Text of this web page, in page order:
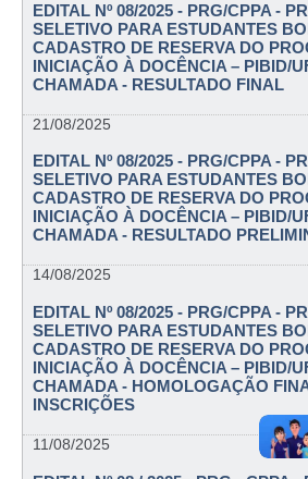
EDITAL Nº 08/2025 - PRG/CPPA -
SELETIVO PARA ESTUDANTES
CADASTRO DE RESERVA DO
INICIAÇÃO À DOCÊNCIA – PIBID/
CHAMADA - RESULTADO FINAL
21/08/2025
EDITAL Nº 08/2025 - PRG/CPPA -
SELETIVO PARA ESTUDANTES
CADASTRO DE RESERVA DO
INICIAÇÃO À DOCÊNCIA – PIBID/
CHAMADA - RESULTADO
14/08/2025
EDITAL Nº 08/2025 - PRG/CPPA -
SELETIVO PARA ESTUDANTES
CADASTRO DE RESERVA DO
INICIAÇÃO À DOCÊNCIA – PIBID/
CHAMADA - HOMOLOGAÇÃO
INSCRIÇÕES
11/08/2025